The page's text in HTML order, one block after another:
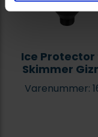
Ice Protector
Skimmer
Varenummer: